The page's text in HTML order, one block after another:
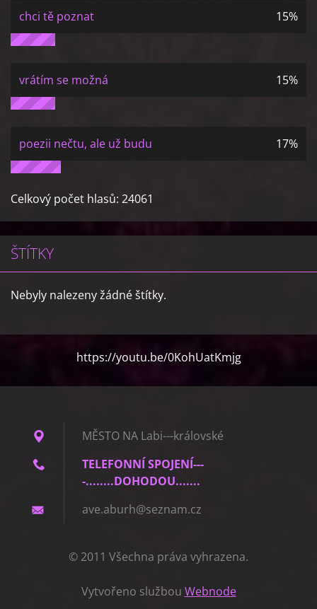
chci tě poznat 15%
vrátím se možná 15%
poezii nečtu, ale už budu 17%
Celkový počet hlasů: 24061
ŠTÍTKY
Nebyly nalezeny žádné štítky.
https://youtu.be/0KohUatKmjg
MĚSTO NA Labi---královské
TELEFONNÍ SPOJENÍ---
-........DOHODOU.......
ave.aburh@seznam.cz
© 2011 Všechna práva vyhrazena.
Vytvořeno službou Webnode